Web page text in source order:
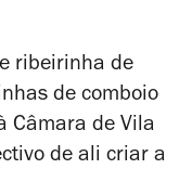
ribeirinha de
de comboio
Câmara de Vila
de ali criar a